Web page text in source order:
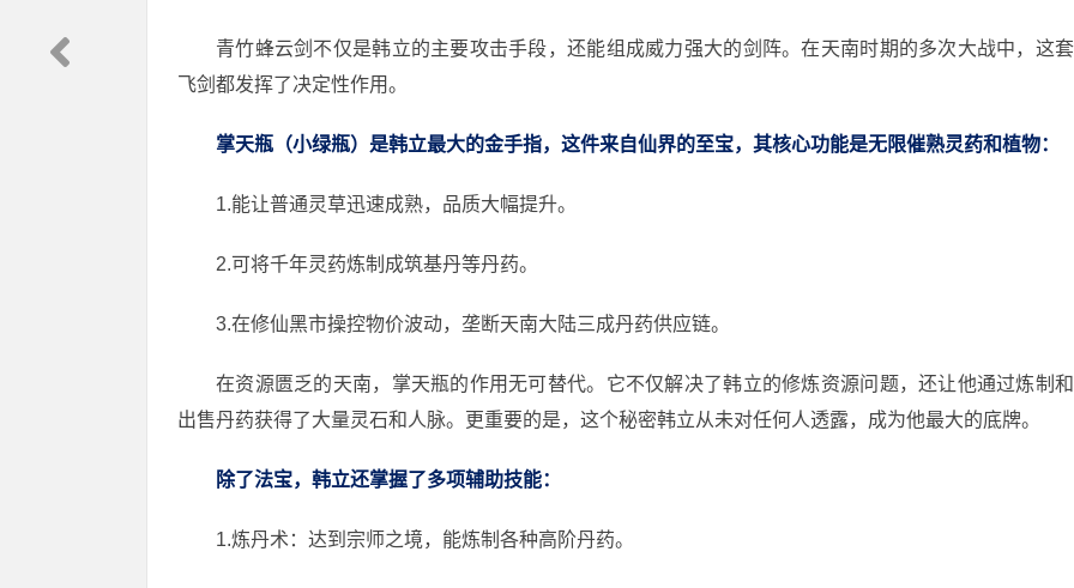
青竹蜂云剑不仅是韩立的主要攻击手段，还能组成威力强大的剑阵。在天南时期的多次大战中，这套
飞剑都发挥了决定性作用。
掌天瓶（小绿瓶）是韩立最大的金手指，这件来自仙界的至宝，其核心功能是无限催熟灵药和植物：
1.能让普通灵草迅速成熟，品质大幅提升。
2.可将千年灵药炼制成筑基丹等丹药。
3.在修仙黑市操控物价波动，垄断天南大陆三成丹药供应链。
在资源匮乏的天南，掌天瓶的作用无可替代。它不仅解决了韩立的修炼资源问题，还让他通过炼制和
出售丹药获得了大量灵石和人脉。更重要的是，这个秘密韩立从未对任何人透露，成为他最大的底牌。
除了法宝，韩立还掌握了多项辅助技能：
1.炼丹术：达到宗师之境，能炼制各种高阶丹药。